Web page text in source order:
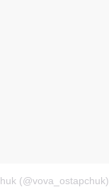
(@vova_ostapchuk)